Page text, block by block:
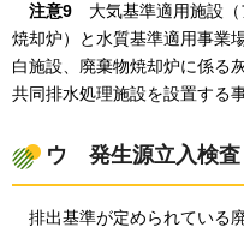
注意9 大気基準適用施設
焼却炉）と水質基準適用事業
白施設、廃棄物焼却炉に係る
共同排水処理施設を設置する
ウ 発生源立入検査
排出基準が定められている